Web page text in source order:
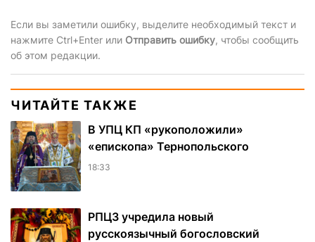
Если вы заметили ошибку, выделите необходимый текст и
нажмите Ctrl+Enter или Отправить ошибку, чтобы сообщить
об этом редакции.
ЧИТАЙТЕ ТАКЖЕ
В УПЦ КП «рукоположили»
«епископа» Тернопольского
18:33
РПЦЗ учредила новый
русскоязычный богословский